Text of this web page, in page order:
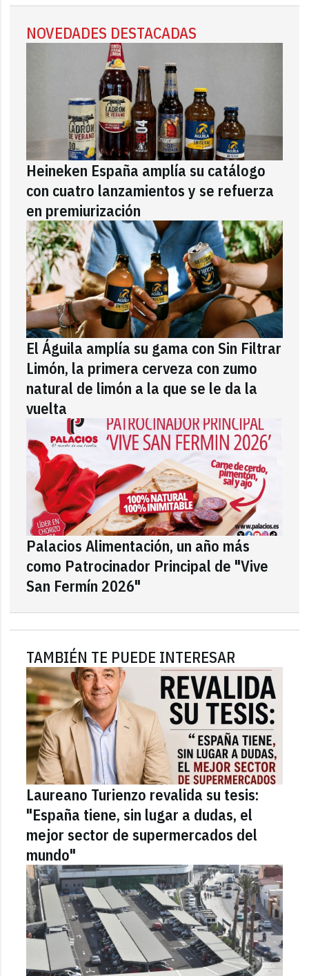
NOVEDADES DESTACADAS
Heineken España amplía su catálogo
con cuatro lanzamientos y se refuerza
en premiurización
El Águila amplía su gama con Sin Filtrar
Limón, la primera cerveza con zumo
natural de limón a la que se le da la
vuelta
Palacios Alimentación, un año más
como Patrocinador Principal de "Vive
San Fermín 2026"
TAMBIÉN TE PUEDE INTERESAR
Laureano Turienzo revalida su tesis:
"España tiene, sin lugar a dudas, el
mejor sector de supermercados del
mundo"